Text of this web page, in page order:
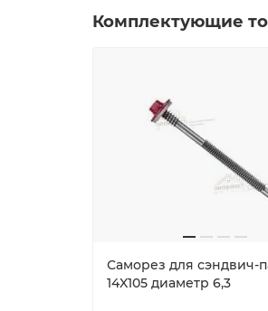
Комплектующие
Саморез для сэндвич-
14X105 диаметр 6,3